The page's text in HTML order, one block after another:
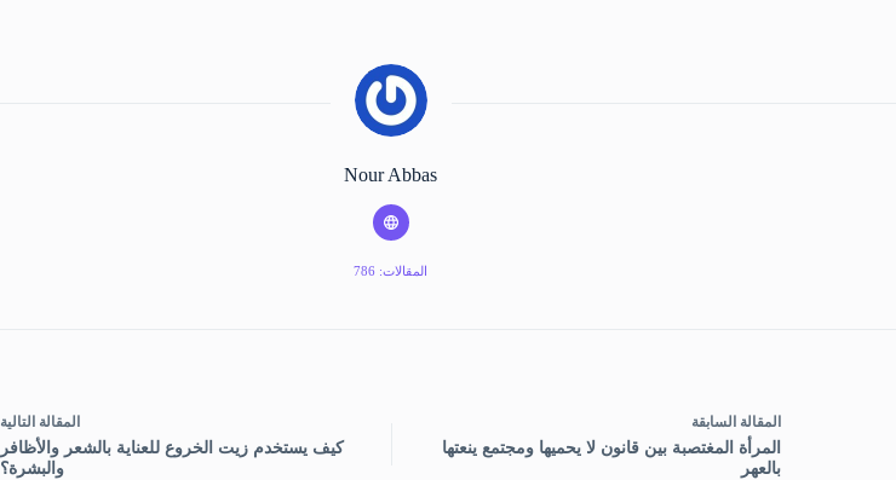
Nour Abbas
المقالات: 786
المقالة السابقة
المرأة المغتصبة بين قانون لا يحميها ومجتمع ينعتها
بالعهر
المقالة التالية
كيف يستخدم زيت الخروع للعناية بالشعر والأظافر
والبشرة؟